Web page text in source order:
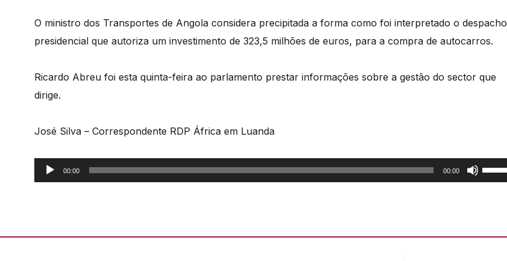
O ministro dos Transportes de Angola considera precipitada a forma como foi interpretado o despacho
presidencial que autoriza um investimento de 323,5 milhões de euros, para a compra de autocarros.
Ricardo Abreu foi esta quinta-feira ao parlamento prestar informações sobre a gestão do sector que
dirige.
José Silva – Correspondente RDP África em Luanda
Reprodutor
de
00:00 00:00
Use
as
para